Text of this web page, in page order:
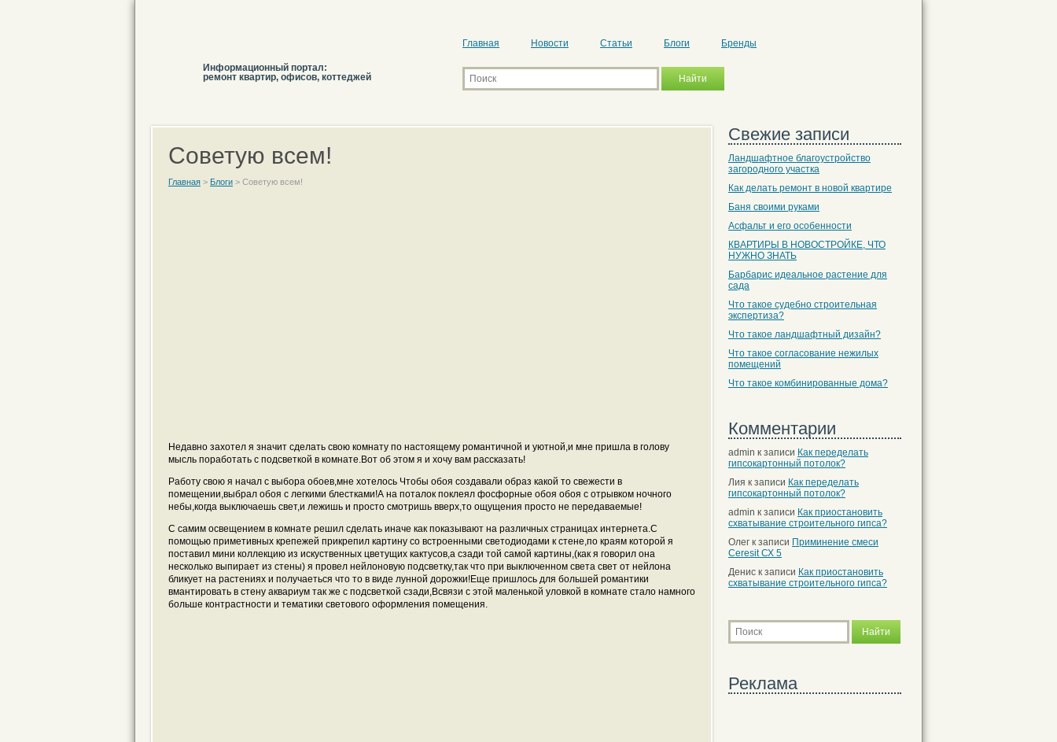
Информационный портал:
ремонт квартир, офисов, коттеджей
Главная Новости Статьи Блоги Бренды
Советую всем!
Главная > Блоги > Советую всем!
Недавно захотел я значит сделать свою комнату по настоящему романтичной и уютной,и мне пришла в голову
мысль поработать с подсветкой в комнате.Вот об этом я и хочу вам рассказать!
Работу свою я начал с выбора обоев,мне хотелось Чтобы обоя создавали образ какой то свежести в
помещении,выбрал обоя с легкими блестками!А на поталок поклеял фосфорные обоя обоя с отрывком ночного
небы,когда выключаешь свет,и лежишь и просто смотришь вверх,то ощущения просто не передаваемые!
С самим освещением в комнате решил сделать иначе как показывают на различных страницах интернета.С
помощью приметивных крепежей прикрепил картину со встроенными светодиодами к стене,по краям которой я
поставил мини коллекцию из искуственных цветущих кактусов,а сзади той самой картины,(как я говорил она
несколько выпирает из стены) я провел нейлоновую подсветку,так что при выключенном света свет от нейлона
бликует на растениях и получаеться что то в виде лунной дорожки!Еще пришлось для большей романтики
вмантировать в стену аквариум так же с подсветкой сзади,Всвязи с этой маленькой уловкой в комнате стало намного
больше контрастности и тематики светового оформления помещения.
Свежие записи
Ландшафтное благоустройство
загородного участка
Как делать ремонт в новой квартире
Баня своими руками
Асфальт и его особенности
КВАРТИРЫ В НОВОСТРОЙКЕ, ЧТО
НУЖНО ЗНАТЬ
Барбарис идеальное растение для
сада
Что такое судебно строительная
экспертиза?
Что такое ландшафтный дизайн?
Что такое согласование нежилых
помещений
Что такое комбинированные дома?
Комментарии
admin к записи Как переделать
гипсокартонный потолок?
Лия к записи Как переделать
гипсокартонный потолок?
admin к записи Как приостановить
схватывание строительного гипса?
Олег к записи Приминение смеси
Ceresit СХ 5
Денис к записи Как приостановить
схватывание строительного гипса?
Реклама